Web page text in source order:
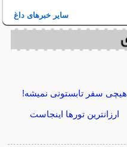
سایر خبرهای داغ
هیچی سفر تابستونی نمیشه!
ارزانترین تورها اینجاست